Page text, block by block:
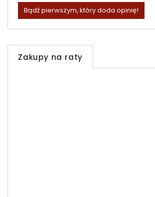
Bądź pierwszym, który doda opinię!
Zakupy na raty